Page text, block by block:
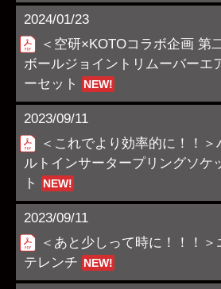
2024/01/23
＜空研×KOTOコラボ企画 第
ボールジョイントリムーバーエ
ーセット
NEW!
2023/09/11
＜これでより効率的に！！＞
ルトインサータープリングソケ
ト
NEW!
2023/09/11
＜あと少しって時に！！！＞
テレンチ NEW!